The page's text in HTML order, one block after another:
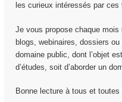
les curieux intéressés par ces
Je vous propose chaque mois
blogs, webinaires, dossiers
domaine public, dont l’objet
d’études, soit d’aborder un
Bonne lecture à tous et toutes